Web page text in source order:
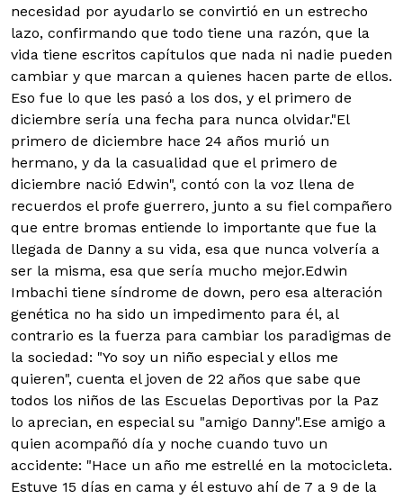
necesidad por ayudarlo se convirtió en un estrecho
lazo, confirmando que todo tiene una razón, que la
vida tiene escritos capítulos que nada ni nadie pueden
cambiar y que marcan a quienes hacen parte de ellos.
Eso fue lo que les pasó a los dos, y el primero de
diciembre sería una fecha para nunca olvidar."El
primero de diciembre hace 24 años murió un
hermano, y da la casualidad que el primero de
diciembre nació Edwin", contó con la voz llena de
recuerdos el profe guerrero, junto a su fiel compañero
que entre bromas entiende lo importante que fue la
llegada de Danny a su vida, esa que nunca volvería a
ser la misma, esa que sería mucho mejor.Edwin
Imbachi tiene síndrome de down, pero esa alteración
genética no ha sido un impedimento para él, al
contrario es la fuerza para cambiar los paradigmas de
la sociedad: "Yo soy un niño especial y ellos me
quieren", cuenta el joven de 22 años que sabe que
todos los niños de las Escuelas Deportivas por la Paz
lo aprecian, en especial su "amigo Danny".Ese amigo a
quien acompañó día y noche cuando tuvo un
accidente: "Hace un año me estrellé en la motocicleta.
Estuve 15 días en cama y él estuvo ahí de 7 a 9 de la